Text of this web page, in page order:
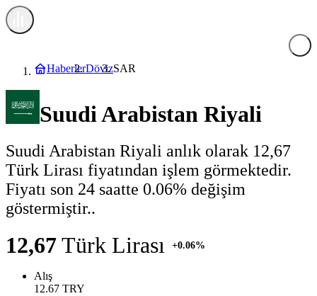
HaberlerDövizSAR
Suudi Arabistan Riyali
Suudi Arabistan Riyali anlık olarak 12,67
Türk Lirası fiyatından işlem görmektedir.
Fiyatı son 24 saatte 0.06% değişim
göstermiştir..
12,67Türk Lirası +0.06%
Alış
12.67 TRY